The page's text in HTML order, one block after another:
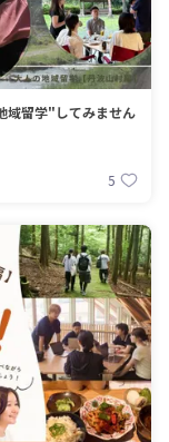
域留学"してみません
5